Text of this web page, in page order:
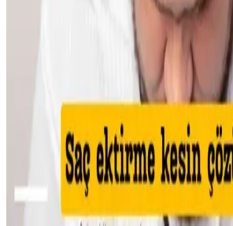
Kaş Bölgesindeki Sivilceyi
İçin Etkili Yöntemler
Kaş bölgesinde oluşan sivilcelerde buz
kremler ve hidrojel bant kullanımı ile şişlik
düzeltici ve kapatıcı ile makyajla görünüm
sağlığı korunur.
Makyajda Kötü Günlerin
Psikolojik Etkileri Üzerine Analiz
Makyajda kötü günlerin teknik nedenleri, cilt
uygulama hataları detaylıca inceleniyor.
sosyal algı üzerine önemli bilgiler sunuluyor.